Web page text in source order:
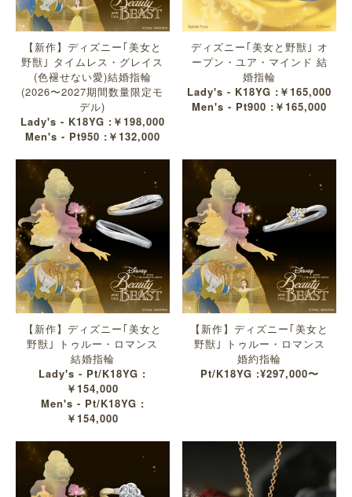
【新作】ディズニー｢美女と
野獣｣ タイムレス・グレイス
(色褪せない愛)結婚指輪
(2026〜2027期間数量限定モ
デル)
Lady's - K18YG :￥198,000
Men's - Pt950 :￥132,000
ディズニー｢美女と野獣｣ オ
ープン・ユア・マインド 結
婚指輪
Lady's - K18YG :￥165,000
Men's - Pt900 :￥165,000
【新作】ディズニー｢美女と
野獣｣ トゥルー・ロマンス
結婚指輪
Lady's - Pt/K18YG :
￥154,000
Men's - Pt/K18YG :
￥154,000
【新作】ディズニー｢美女と
野獣｣ トゥルー・ロマンス
婚約指輪
Pt/K18YG :¥297,000〜